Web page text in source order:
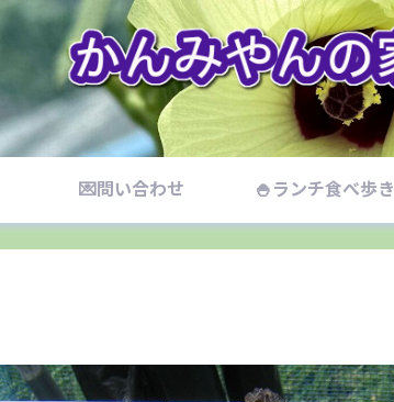
💌問い合わせ 🍚ランチ食べ歩き